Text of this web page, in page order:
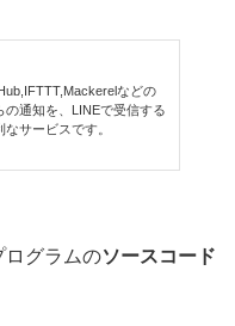
などの
の通知を、LINEで受信する
サービスです。
ログラムのソースコード